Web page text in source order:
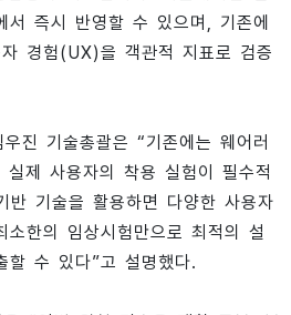
서 즉시 반영할 수 있으며, 기존에
경험(UX)을 객관적 지표로 검증
진 기술총괄은 “기존에는 웨어러
제 사용자의 착용 실험이 필수적
반 기술을 활용하면 다양한 사용자
한의 임상시험만으로 최적의 설
할 수 있다”고 설명했다.